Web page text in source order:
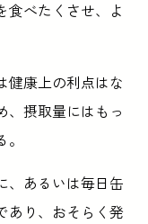
食べたくさせ、よ
健康上の利点はな
、摂取量にはもっ
、あるいは毎日缶
あり、おそらく発